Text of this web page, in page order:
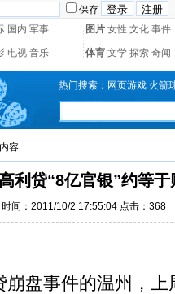
保存
国内 军事 图片 女性 文化 事件
电视 音乐 体育 文学 探索 奇闻
热门搜索： 网页游戏 火箭
容
利贷“8亿官银”约等于
时间：2011/10/2 17:55:04 点击： 368
盘事件的温州，